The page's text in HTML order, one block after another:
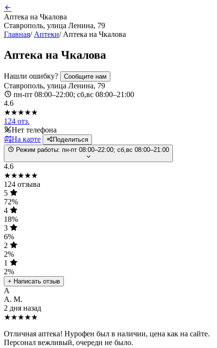
Аптека на Чкалова
Ставрополь, улица Ленина, 79
Главная/ Аптеки/ Аптека на Чкалова
Аптека на Чкалова
Нашли ошибку? Сообщите нам
Ставрополь, улица Ленина, 79
пн-пт 08:00–22:00; сб,вс 08:00–21:00
4.6
★★★★★
124 отз.
Нет телефона
На карте
Поделиться
Режим работы: пн-пт 08:00–22:00; сб,вс 08:00–21:00
4.6
★★★★★
124 отзыва
5
72%
4
18%
3
6%
2
2%
1
2%
+ Написать отзыв
А
А. М.
2 дня назад
★★★★★
Отличная аптека! Нурофен был в наличии, цена как на сайте.
Персонал вежливый, очереди не было.